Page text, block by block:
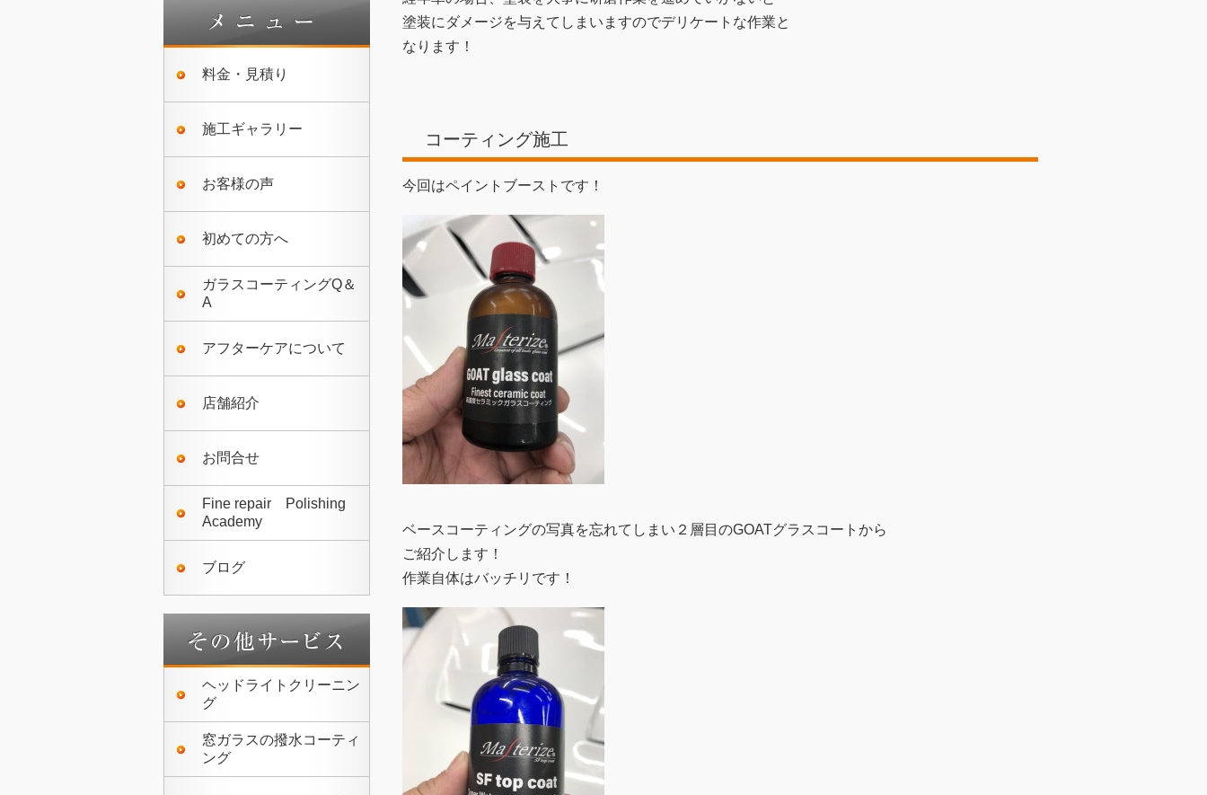
料金・見積り
施工ギャラリー
お客様の声
初めての方へ
ガラスコーティングQ＆
A
アフターケアについて
店舗紹介
お問合せ
Fine repair Polishing
Academy
ブログ
ヘッドライトクリーニン
グ
窓ガラスの撥水コーティ
ング
塗装にダメージを与えてしまいますのでデリケートな作業と
なります！
コーティング施工
今回はペイントブーストです！
ベースコーティングの写真を忘れてしまい２層目のGOATグラスコートから
ご紹介します！
作業自体はバッチリです！